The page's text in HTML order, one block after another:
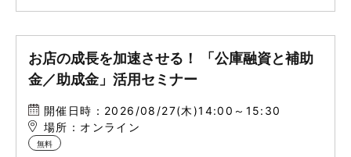
お店の成長を加速させる！ 「公庫融資と補助
金／助成金」活用セミナー
開催日時：2026/08/27(木)14:00～15:30
場所：オンライン
無料